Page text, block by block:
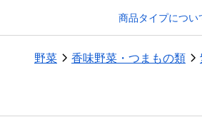
商品タイプについ
野菜 香味野菜・つまもの類